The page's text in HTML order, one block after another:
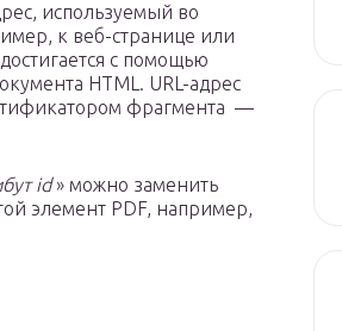
используемый во
к веб-странице или
с помощью
HTML. URL-адрес
фрагмента —
id» можно заменить
элемент PDF, например,